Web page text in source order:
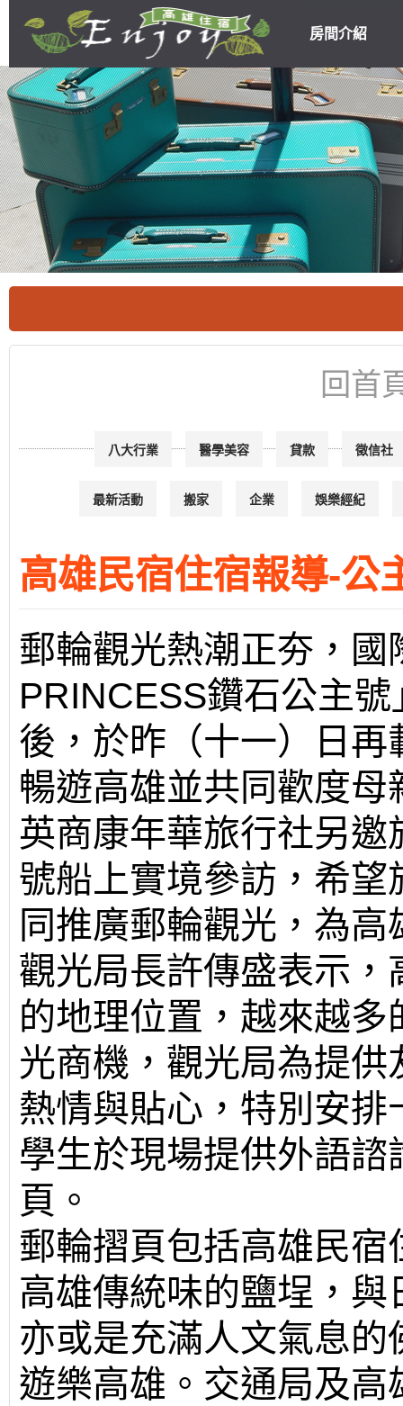
房間介紹
高雄民宿住宿
優惠
回首
徵信社
貸款
醫學美容
八大行業
娛樂經紀
企業
搬家
最新活動
高雄民宿住宿報導-公
郵輪觀光熱潮正夯，
PRINCESS鑽石公主
後，於昨（十一）日
暢遊高雄並共同歡度
英商康年華旅行社另
號船上實境參訪，希
同推廣郵輪觀光，為
觀光局長許傳盛表示
的地理位置，越來越
光商機，觀光局為提
熱情與貼心，特別安
學生於現場提供外語
頁。
郵輪摺頁包括高雄民
高雄傳統味的鹽埕，
亦或是充滿人文氣息
遊樂高雄。交通局及